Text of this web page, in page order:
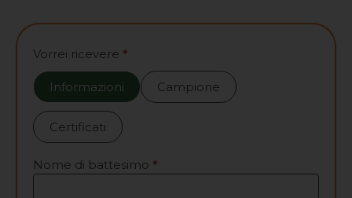
Contattaci
Vorrei ricevere *
Informazioni Campione
Certificati
Nome di battesimo *